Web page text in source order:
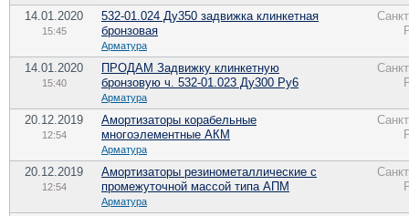
14.01.2020
15:45
532-01.024 Ду350 задвижка клинкетная
бронзовая
Арматура
14.01.2020
15:40
ПРОДАМ Задвижку клинкетную
бронзовую ч. 532-01.023 Ду300 Ру6
Арматура
20.12.2019
12:54
Амортизаторы корабельные
многоэлементные АКМ
Арматура
20.12.2019
12:54
Амортизаторы резинометаллические с
промежуточной массой типа АПМ
Арматура